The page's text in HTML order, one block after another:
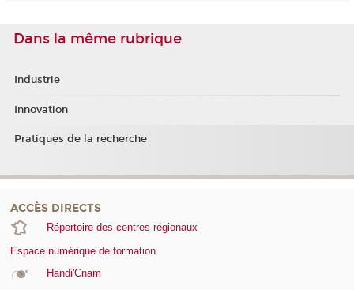
Dans la même rubrique
Industrie
Innovation
Pratiques de la recherche
ACCÈS DIRECTS
Répertoire des centres régionaux
Espace numérique de formation
Handi'Cnam